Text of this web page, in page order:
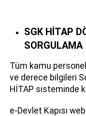
SGK HİTAP
SORGULAMA
Tüm kamu
ve derece bilgileri
HİTAP sisteminde
e-Devlet Kapısı